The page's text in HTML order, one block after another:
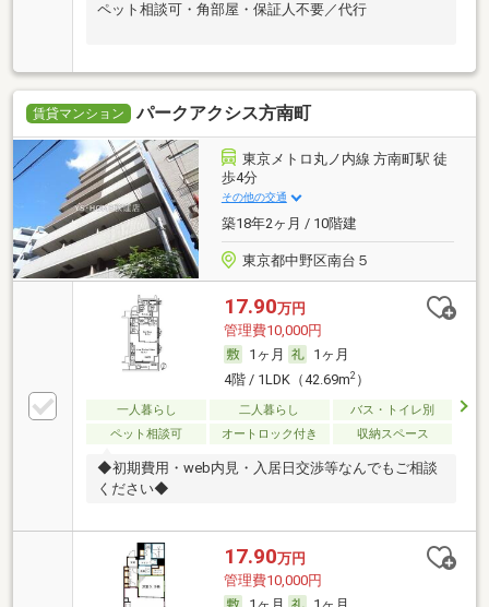
ペット相談可・角部屋・保証人不要／代行
賃貸マンション パークアクシス方南町
東京メトロ丸ノ内線 方南町駅 徒
歩4分
その他の交通
築18年2ヶ月 / 10階建
東京都中野区南台５
17.90万円
管理費10,000円
1ヶ月
1ヶ月
4階 / 1LDK（42.69m2）
一人暮らし 二人暮らし
バス・トイレ別
ペット相談可
オートロック付き 収納スペース
◆初期費用・web内見・入居日交渉等なんでもご相談
ください◆
17.90万円
管理費10,000円